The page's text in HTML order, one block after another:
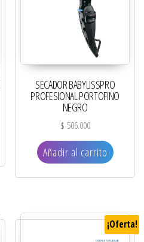
$ 358.500.
actual es: $ 329.820.
SECADOR BABYLISSPRO
PROFESIONAL PORTOFINO
NEGRO
$ 506.000
Añadir al carrito
¡Oferta!